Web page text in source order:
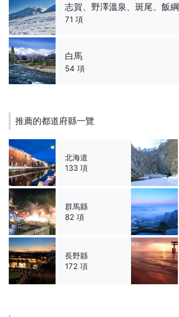
志賀、野澤溫泉、斑尾、飯綱
71 項
白馬
54 項
推薦的都道府縣一覽
北海道
133 項
群馬縣
82 項
長野縣
172 項